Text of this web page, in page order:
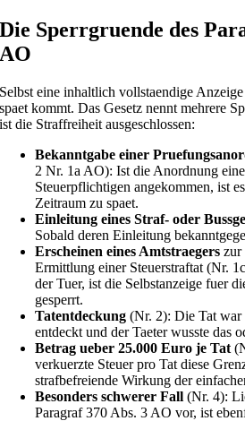
Die Sperrgruende des
AO
Selbst eine inhaltlich vollstaendige
spaet kommt. Das Gesetz nennt mehrere
ist die Straffreiheit ausgeschlossen:
Bekanntgabe einer
2 Nr. 1a AO): Ist die Anordnung
Steuerpflichtigen angekommen, ist
Zeitraum zu spaet.
Einleitung eines Straf- oder
Sobald deren Einleitung
Erscheinen eines Amtstraegers zur
Ermittlung einer Steuerstraftat (Nr.
der Tuer, ist die Selbstanzeige fuer
gesperrt.
Tatentdeckung (Nr. 2): Die Tat war
entdeckt und der Taeter wusste das
Betrag ueber 25.000 Euro je Tat
verkuerzte Steuer pro Tat diese
strafbefreiende Wirkung der
Besonders schwerer Fall (Nr. 4):
Paragraf 370 Abs. 3 AO vor, ist